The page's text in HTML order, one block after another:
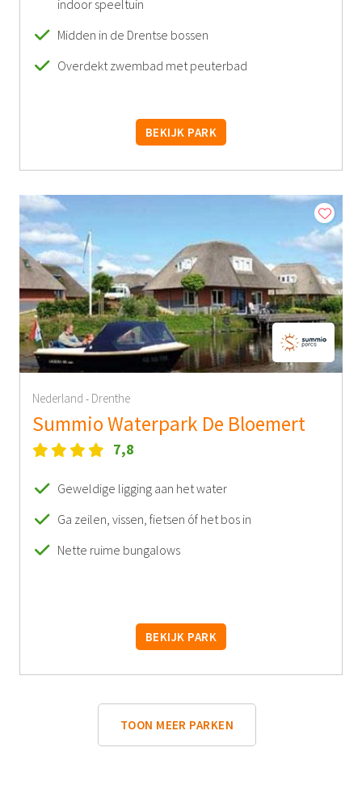
indoor speeltuin
Midden in de Drentse bossen
Overdekt zwembad met peuterbad
BEKIJK PARK
Nederland - Drenthe
Summio Waterpark De Bloemert
7,8
Geweldige ligging aan het water
Ga zeilen, vissen, fietsen óf het bos in
Nette ruime bungalows
BEKIJK PARK
TOON MEER PARKEN